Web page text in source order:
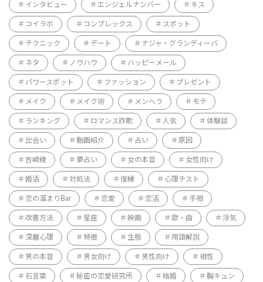
インタビュー エンジェルナンバー キス
コイラボ コンプレックス スポット
テクニック デート ナジャ・グランディーバ
ネタ ノウハウ ハッピーメール
パワースポット ファッション プレゼント
メイク メイク術 メンヘラ モテ
ランキング ロマンス詐欺 人気 体験談
出会い 動画紹介 占い 原因
吉崎綾 夢占い 女の本音 女性向け
婚活 対処法 復縁 心理テスト
恋の溜まりBar 恋愛 恋活 手相
改善方法 星座 映画 歌・曲 浮気
深層心理 特徴 生態 用語解説
男の本音 男女向け 男性向け 相性
石言葉 秘密の恋愛研究所 結婚 胸キュン